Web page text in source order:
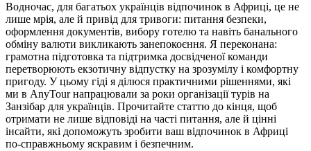
Водночас, для багатьох українців відпочинок в Африці, це не
лише мрія, але й привід для тривоги: питання безпеки,
оформлення документів, вибору готелю та навіть банального
обміну валюти викликають занепокоєння. Я переконана:
грамотна підготовка та підтримка досвідченої команди
перетворюють екзотичну відпустку на зрозумілу і комфортну
пригоду. У цьому гіді я ділюся практичними рішеннями, які
ми в AnyTour напрацювали за роки організації турів на
Занзібар для українців. Прочитайте статтю до кінця, щоб
отримати не лише відповіді на часті питання, але й цінні
інсайти, які допоможуть зробити ваш відпочинок в Африці
по-справжньому яскравим і безпечним.